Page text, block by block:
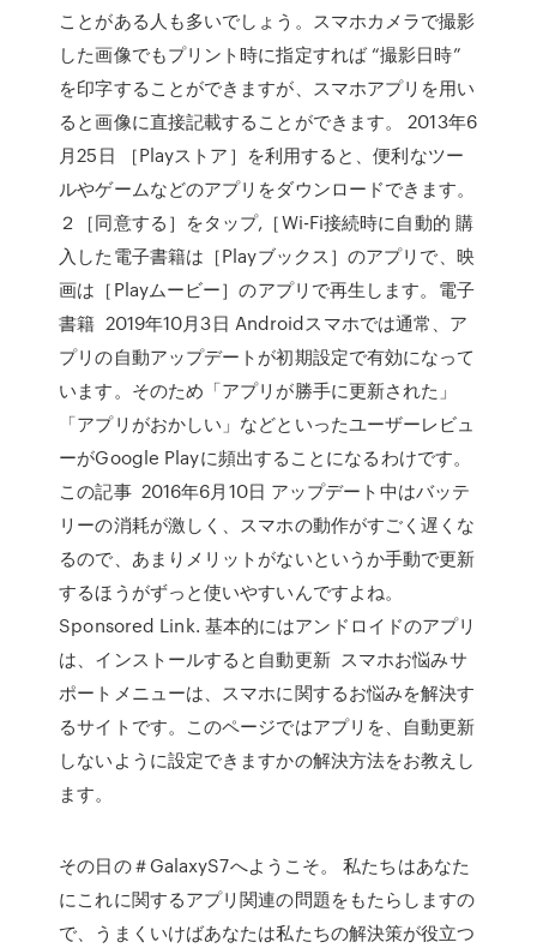
ことがある人も多いでしょう。スマホカメラで撮影
した画像でもプリント時に指定すれば “撮影日時”
を印字することができますが、スマホアプリを用い
ると画像に直接記載することができます。 2013年6
月25日 ［Playストア］を利用すると、便利なツー
ルやゲームなどのアプリをダウンロードできます。
２［同意する］をタップ,［Wi-Fi接続時に自動的 購
入した電子書籍は［Playブックス］のアプリで、映
画は［Playムービー］のアプリで再生します。電子
書籍 2019年10月3日 Androidスマホでは通常、ア
プリの自動アップデートが初期設定で有効になって
います。そのため「アプリが勝手に更新された」
「アプリがおかしい」などといったユーザーレビュ
ーがGoogle Playに頻出することになるわけです。
この記事 2016年6月10日 アップデート中はバッテ
リーの消耗が激しく、スマホの動作がすごく遅くな
るので、あまりメリットがないというか手動で更新
するほうがずっと使いやすいんですよね。
Sponsored Link. 基本的にはアンドロイドのアプリ
は、インストールすると自動更新 スマホお悩みサ
ポートメニューは、スマホに関するお悩みを解決す
るサイトです。このページではアプリを、自動更新
しないように設定できますかの解決方法をお教えし
ます。
その日の＃GalaxyS7へようこそ。 私たちはあなた
にこれに関するアプリ関連の問題をもたらしますの
で、うまくいけばあなたは私たちの解決策が役立つ